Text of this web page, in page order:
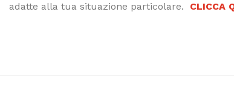
adatte alla tua situazione particolare. CLICCA